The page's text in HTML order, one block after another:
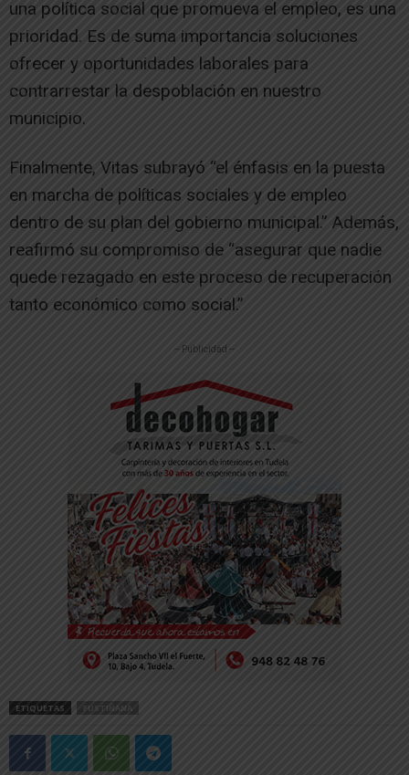
una política social que promueva el empleo, es una
prioridad. Es de suma importancia soluciones
ofrecer y oportunidades laborales para
contrarrestar la despoblación en nuestro
municipio.
Finalmente, Vitas subrayó “el énfasis en la puesta
en marcha de políticas sociales y de empleo
dentro de su plan del gobierno municipal.” Además,
reafirmó su compromiso de “asegurar que nadie
quede rezagado en este proceso de recuperación
tanto económico como social.”
-- Publicidad --
ETIQUETAS FUSTIÑANA